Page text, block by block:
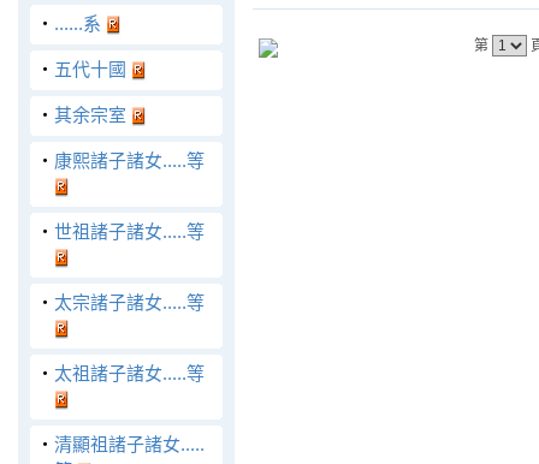
‧ ......系
‧ 五代十國
‧ 其余宗室
‧ 康熙諸子諸女.....等
‧ 世祖諸子諸女.....等
‧ 太宗諸子諸女.....等
‧ 太祖諸子諸女.....等
‧ 清顯祖諸子諸女.....
第